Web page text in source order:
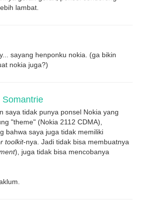
lambat.
sayang henponku nokia. (ga bikin
nokia juga?)
Somantrie
saya tidak punya ponsel Nokia yang
"theme" (Nokia 2112 CDMA),
bahwa saya juga tidak memiliki
toolkit-nya. Jadi tidak bisa membuatnya
), juga tidak bisa mencobanya